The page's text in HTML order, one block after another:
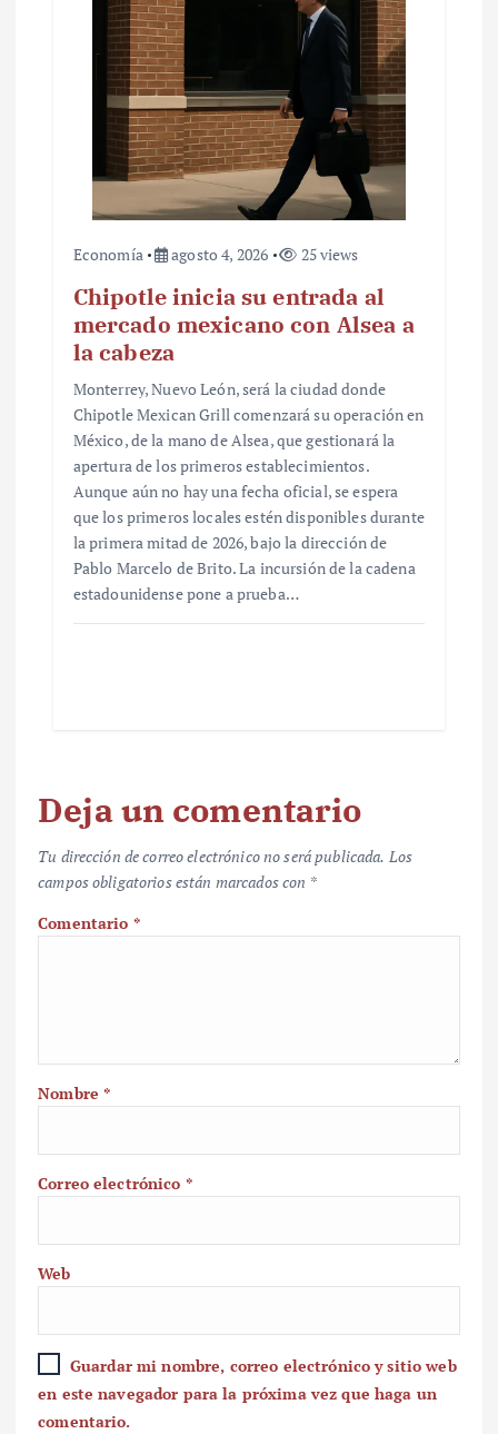
Economía agosto 4, 2026 25 views
Chipotle inicia su entrada al
mercado mexicano con Alsea a
la cabeza
Monterrey, Nuevo León, será la ciudad donde
Chipotle Mexican Grill comenzará su operación en
México, de la mano de Alsea, que gestionará la
apertura de los primeros establecimientos.
Aunque aún no hay una fecha oficial, se espera
que los primeros locales estén disponibles durante
la primera mitad de 2026, bajo la dirección de
Pablo Marcelo de Brito. La incursión de la cadena
estadounidense pone a prueba…
Deja un comentario
Tu dirección de correo electrónico no será publicada. Los
campos obligatorios están marcados con *
Comentario *
Nombre*
Correo electrónico *
Web
Guardar mi nombre, correo electrónico y sitio web
en este navegador para la próxima vez que haga un
comentario.